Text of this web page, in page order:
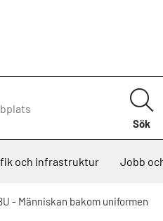
å
e
b
Sök
och infrastruktur Jobb
- Människan bakom uniformen